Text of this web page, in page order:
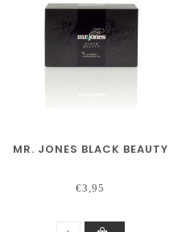
MR. JONES BLACK BEAUTY
€3,95